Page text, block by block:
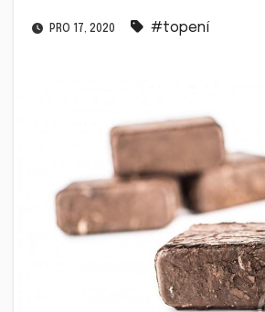
PRO 17, 2020 #topení